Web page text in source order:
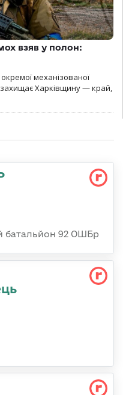
взяв у полон:
механізованої
захищає Харківщину — край,
батальйон 92 ОШБр